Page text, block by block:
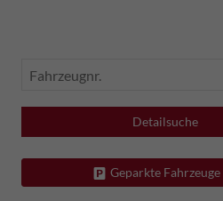
Fahrzeugnr.
Detailsuche
Geparkte Fahrzeuge